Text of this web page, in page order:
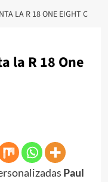
LA R 18 ONE EIGHT C
la R 18 One
Paul